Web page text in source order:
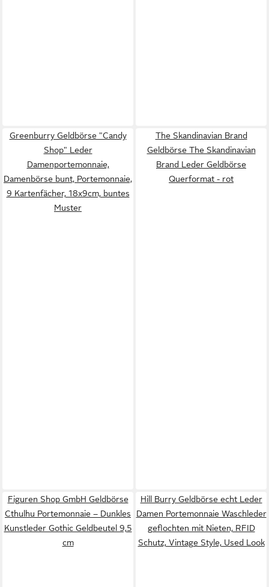
Greenburry Geldbörse "Candy
Shop" Leder
Damenportemonnaie,
Damenbörse bunt, Portemonnaie,
9 Kartenfächer, 18x9cm, buntes
Muster
The Skandinavian Brand
Geldbörse The Skandinavian
Brand Leder Geldbörse
Querformat - rot
Figuren Shop GmbH Geldbörse
Cthulhu Portemonnaie – Dunkles
Kunstleder Gothic Geldbeutel 9,5
cm
Hill Burry Geldbörse echt Leder
Damen Portemonnaie Waschleder
geflochten mit Nieten, RFID
Schutz, Vintage Style, Used Look